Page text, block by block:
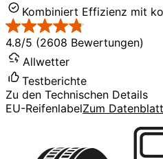
Kombiniert Effizienz mit
4.8/5 (2608 Bewertungen)
Allwetter
Testberichte
Zu den Technischen Details
EU-ReifenlabelZum Datenblatt